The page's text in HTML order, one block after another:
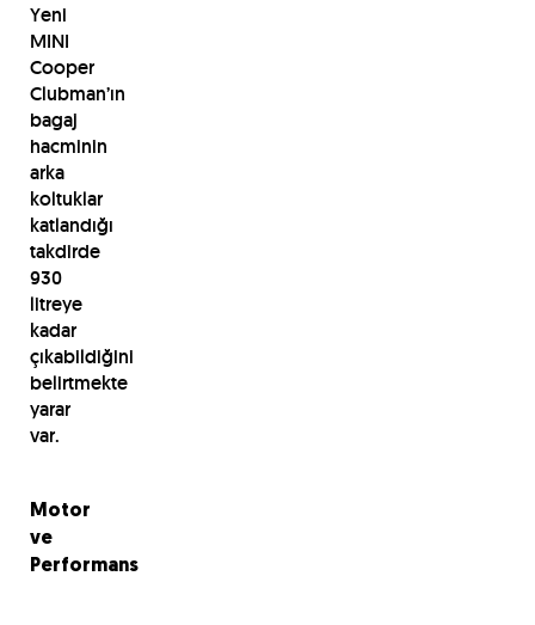
Yeni
MINI
Cooper
Clubman’ın
bagaj
hacminin
arka
koltuklar
katlandığı
takdirde
930
litreye
kadar
çıkabildiğini
belirtmekte
yarar
var.
Motor
ve
Performans